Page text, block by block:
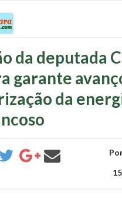
da deputada
garante
da